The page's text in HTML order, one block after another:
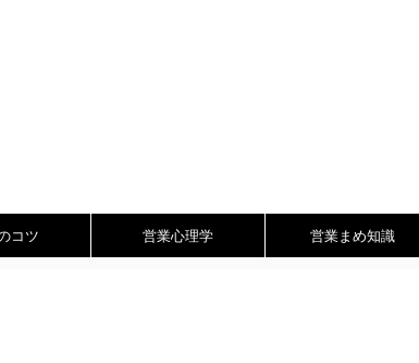
コツ 営業心理学 営業まめ知識